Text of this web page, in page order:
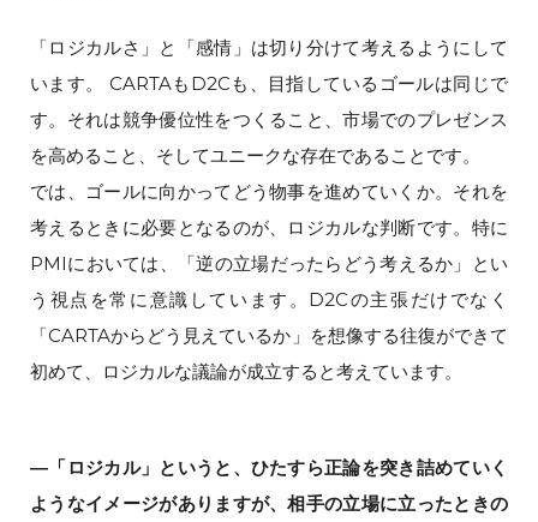
「ロジカルさ」と「感情」は切り分けて考えるようにして
います。 CARTAもD2Cも、目指しているゴールは同じで
す。それは競争優位性をつくること、市場でのプレゼンス
を高めること、そしてユニークな存在であることです。
では、ゴールに向かってどう物事を進めていくか。それを
考えるときに必要となるのが、ロジカルな判断です。特に
PMIにおいては、「逆の立場だったらどう考えるか」とい
う視点を常に意識しています。D2Cの主張だけでなく
「CARTAからどう見えているか」を想像する往復ができて
初めて、ロジカルな議論が成立すると考えています。
―「ロジカル」というと、ひたすら正論を突き詰めていく
ようなイメージがありますが、相手の立場に立ったときの